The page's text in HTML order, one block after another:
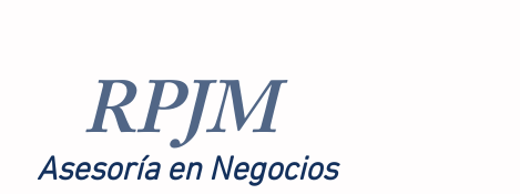
RPJM
Asesoría en Negocios